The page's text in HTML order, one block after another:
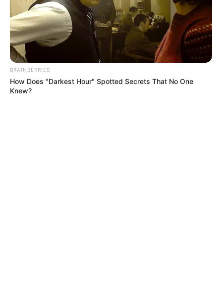
BRAINBERRIES
How Does "Darkest Hour" Spotted Secrets That No One
Knew?